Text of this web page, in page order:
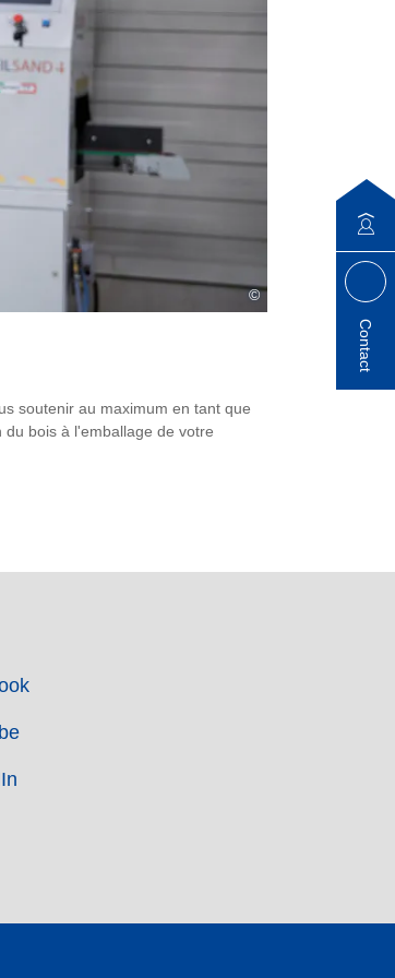
©
soutenir au maximum en tant que
bois à l'emballage de votre
Contact